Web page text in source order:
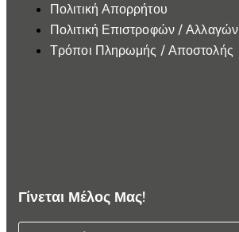
Πολιτική Απορρήτου
Πολιτική Επιστροφών / Αλλαγών
Τρόποι Πληρωμής / Αποστολής
Γίνεται Μέλος Μας!